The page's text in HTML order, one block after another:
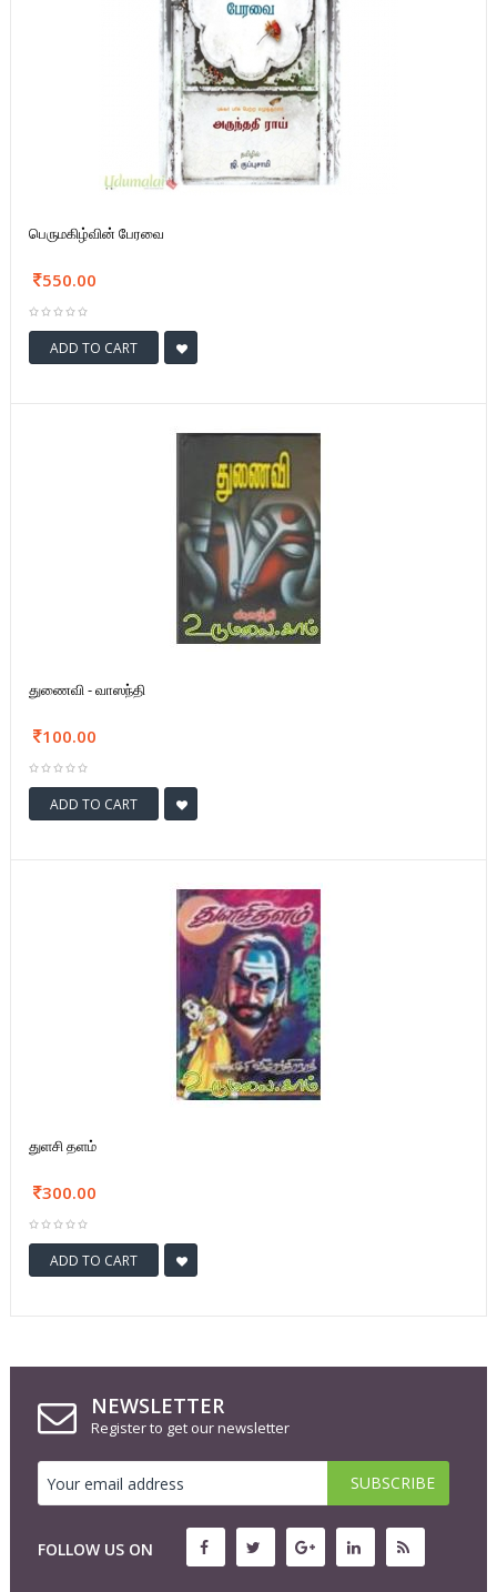
பெருமகிழ்வின் பேரவை
550.00
ADD TO CART
துணைவி - வாஸந்தி
100.00
ADD TO CART
துளசி தளம்
300.00
ADD TO CART
NEWSLETTER
Register to get our newsletter
FOLLOW US ON